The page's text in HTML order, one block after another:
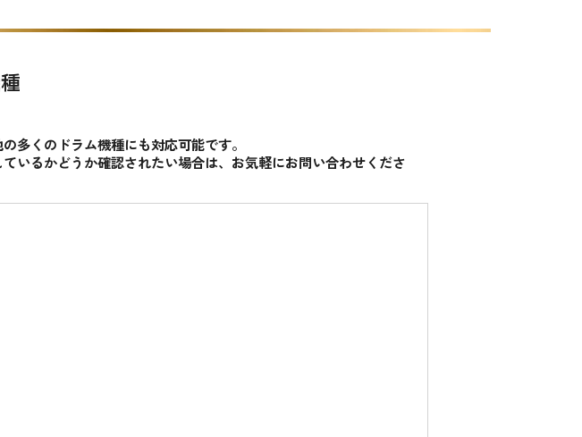
多くのドラム機種にも対応可能です。
いるかどうか確認されたい場合は、お気軽にお問い合わせくださ